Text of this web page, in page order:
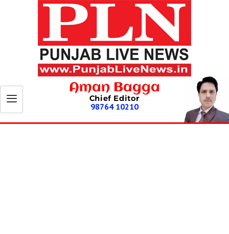
Aman Bagga
Chief Editor
98764 10210